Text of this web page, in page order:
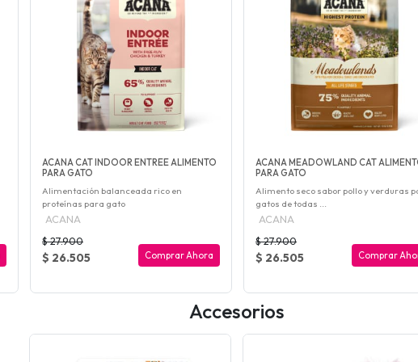
ACANA CAT INDOOR ENTREE ALIMENTO
PARA GATO
Alimentación balanceada rico en
proteínas para gato
ACANA
$ 27.900
$ 26.505 Comprar Ahora
ACANA MEADOWLAND CAT
PARA GATO
Alimento seco sabor pollo y verduras
gatos de todas ...
ACANA
$ 27.900
$ 26.505 Comprar
Accesorios